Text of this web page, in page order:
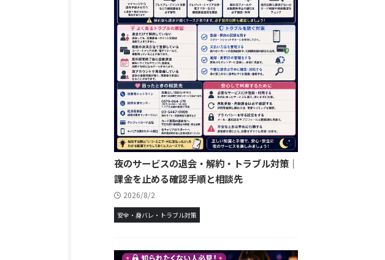
夜のサービスの退会・解約・トラブル対策｜
課金を止める確認手順と相談先
2026/8/2
安全・身バレ・トラブル対策